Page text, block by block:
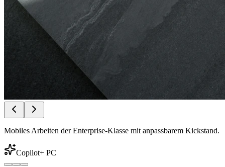
Mobiles Arbeiten der Enterprise-Klasse mit anpassbarem Kickstand.
Copilot+ PC